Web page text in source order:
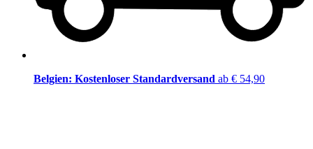
Belgien: Kostenloser Standardversand ab € 54,90